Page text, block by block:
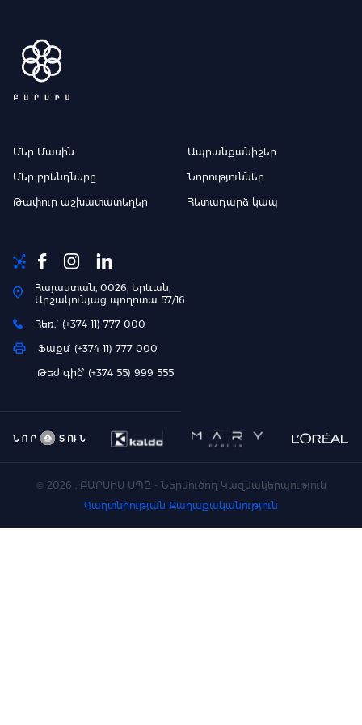
Մեր Մասին Ապրանքանիշեր
Մեր բրենդները Նորություններ
Թափուր աշխատատեղեր Հետադարձ կապ
Հայաստան, 0026, Երևան,
Արշակունյաց պողոտա 57/16
Հեռ.` (+374 11) 777 000
Ֆաքս՝ (+374 11) 777 000
Թեժ գիծ՝ (+374 55) 999 555
© 2026 . ԲԱՐՍԻՍ ՍՊԸ - Ներմուծող Կազմակերպություն
Գաղտնիության Քաղաքականություն